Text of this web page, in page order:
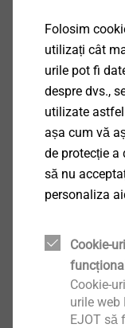
Bandă de
de acoperire
Fără lucrări
Disponibil în
Detalii tehnice
Profil dur din
rezistent alcalin,
bandă din
mm cu
umiditate,
și de ozon,
bucla integrată
transfer
protecție.
Folosim
utilizați cât
urile pot fi
despre dvs.,
utilizate
așa cum vă
de protecție a
să nu
personaliza
Cookie-
Cookie-
urile web
EJOT să